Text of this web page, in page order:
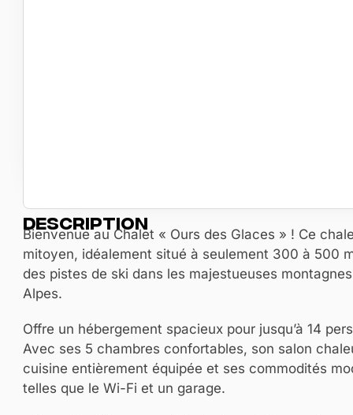
Description
Bienvenue au Chalet « Ours des Glaces » ! Ce
mitoyen, idéalement situé à seulement 300 à 500
des pistes de ski dans les majestueuses
Alpes.
Offre un hébergement spacieux pour jusqu’à 14
Avec ses 5 chambres confortables, son salon
cuisine entièrement équipée et ses commodités
telles que le Wi-Fi et un garage.